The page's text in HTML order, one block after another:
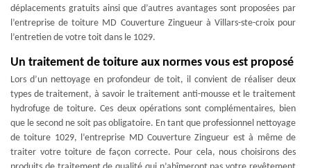
déplacements gratuits ainsi que d’autres avantages sont proposées par
l’entreprise de toiture MD Couverture Zingueur à Villars-ste-croix pour
l’entretien de votre toit dans le 1029.
Un traitement de toiture aux normes vous est proposé
Lors d’un nettoyage en profondeur de toit, il convient de réaliser deux
types de traitement, à savoir le traitement anti-mousse et le traitement
hydrofuge de toiture. Ces deux opérations sont complémentaires, bien
que le second ne soit pas obligatoire. En tant que professionnel nettoyage
de toiture 1029, l’entreprise MD Couverture Zingueur est à même de
traiter votre toiture de façon correcte. Pour cela, nous choisirons des